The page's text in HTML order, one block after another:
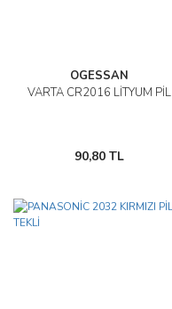
OGESSAN
VARTA CR2016 LİTYUM PİL
90,80 TL